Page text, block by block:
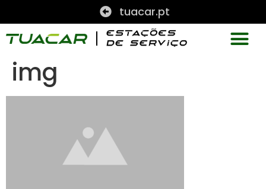
tuacar.pt
img